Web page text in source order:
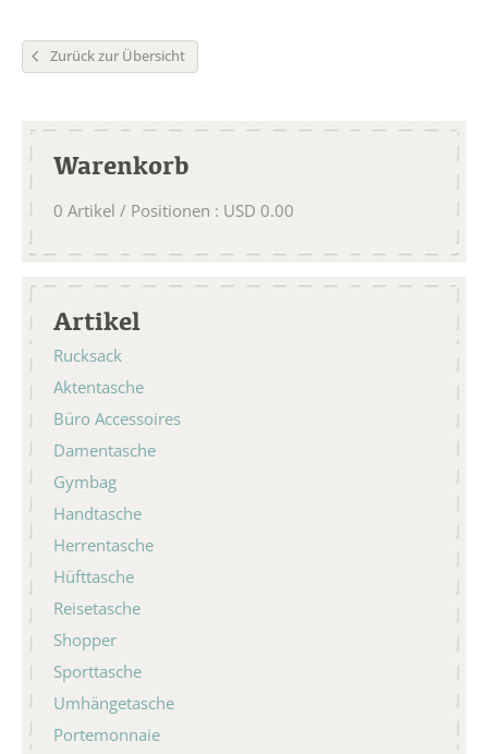
Zurück zur Übersicht
Warenkorb
0 Artikel / Positionen : USD 0.00
Artikel
Rucksack
Aktentasche
Büro Accessoires
Damentasche
Gymbag
Handtasche
Herrentasche
Hüfttasche
Reisetasche
Shopper
Sporttasche
Umhängetasche
Portemonnaie